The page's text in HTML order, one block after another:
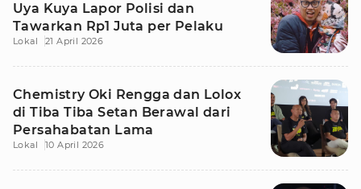
Uya Kuya Lapor Polisi dan
Tawarkan Rp1 Juta per Pelaku
Lokal 21 April 2026
Chemistry Oki Rengga dan Lolox
di Tiba Tiba Setan Berawal dari
Persahabatan Lama
Lokal 10 April 2026